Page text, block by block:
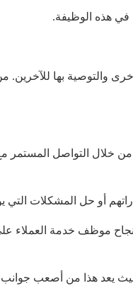
في هذه الوظيفة.
والتوصية بها للآخرين.
خلال التواصل المستمر
أو حل المشكلات التي
نجاح موظف خدمة العملاء
يعد هذا من أصعب